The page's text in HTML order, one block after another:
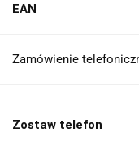
EAN
Zamówienie
Zostaw telefon